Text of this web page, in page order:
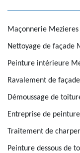
Maçonnerie Mezieres
Nettoyage de façade
Peinture intérieure
Ravalement de
Démoussage de
Entreprise de
Traitement de
Peinture dessous de